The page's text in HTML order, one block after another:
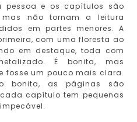
pessoa e os capítulos são
não tornam a leitura
em partes menores. A
com uma floresta ao
em destaque, toda com
É bonita, mas
fosse um pouco mais clara.
bonita, as páginas são
capítulo tem pequenas